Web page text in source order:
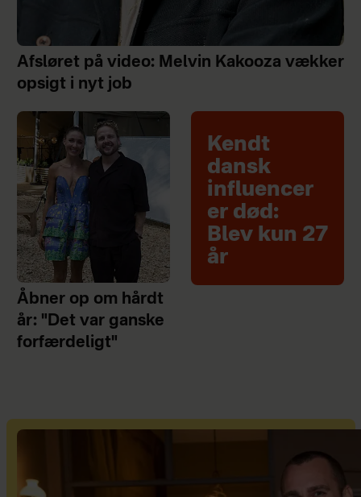
Afsløret på video: Melvin Kakooza vækker
opsigt i nyt job
Åbner op om hårdt
år: "Det var ganske
forfærdeligt"
Kendt
dansk
influencer
er død:
Blev kun 27
år